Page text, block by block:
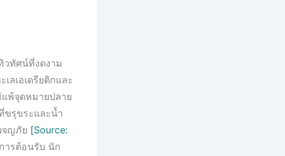
วทัศน์ที่งดงาม
เอเดรียติกและ
พ้จุดหมายปลาย
ขรุขระและน้ำ
จญภัย [Source:
ารต้อนรับ นัก